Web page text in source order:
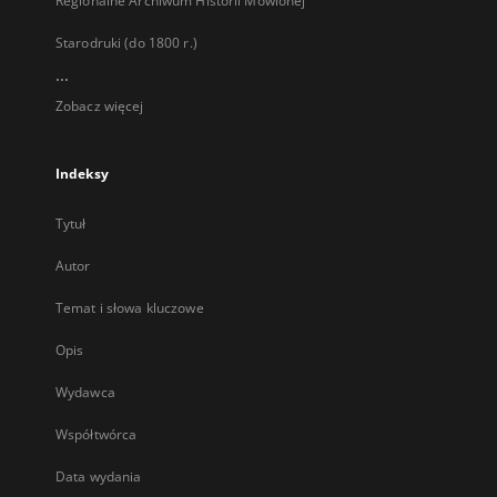
Starodruki (do 1800 r.)
...
Zobacz więcej
Indeksy
Tytuł
Autor
Temat i słowa kluczowe
Opis
Wydawca
Współtwórca
Data wydania